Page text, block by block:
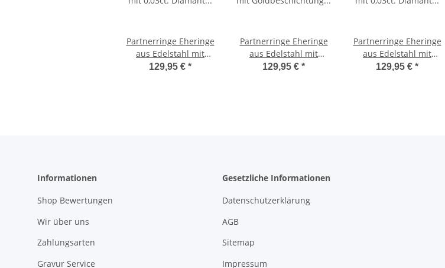
Partnerringe Eheringe
aus Edelstahl mit
0,03ct. Diamant und
129,95 € *
Partnerringe Eheringe
aus Edelstahl mit
Goldbeschichtung und
129,95 € *
Partnerringe Eheringe
aus Edelstahl mit
0,03ct. Diamant und
129,95 € *
Informationen
Shop Bewertungen
Wir über uns
Zahlungsarten
Gravur Service
Gesetzliche Informationen
Datenschutzerklärung
AGB
Sitemap
Impressum